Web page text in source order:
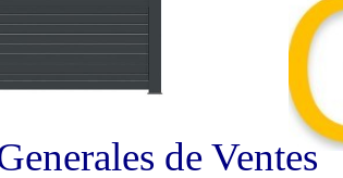
de Ventes